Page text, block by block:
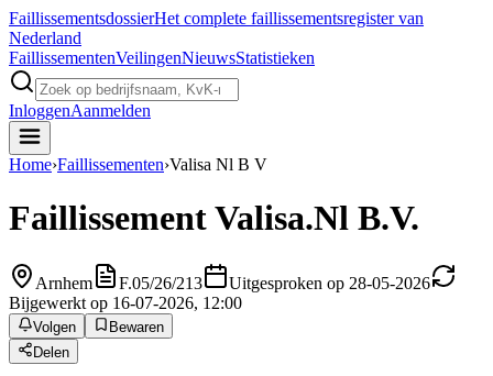
FaillissementsdossierHet complete faillissementsregister van
Nederland
FaillissementenVeilingenNieuwsStatistieken
InloggenAanmelden
Home›Faillissementen›Valisa Nl B V
FaillissementValisa.Nl B.V.
Arnhem F.05/26/213
Uitgesproken op 28-05-2026
Bijgewerkt op 16-07-2026, 12:00
Volgen
Bewaren
Delen